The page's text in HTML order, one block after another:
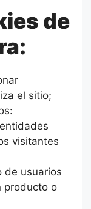
de
el sitio;
visitantes
de usuarios
producto o